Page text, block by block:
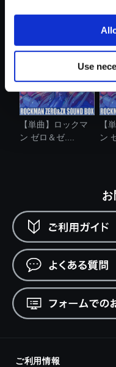
Use
ン ゼロ＆ゼ....
ン
【単曲】ロックマ
ン ゼロ＆ゼ....
【
ン
ご利用情報